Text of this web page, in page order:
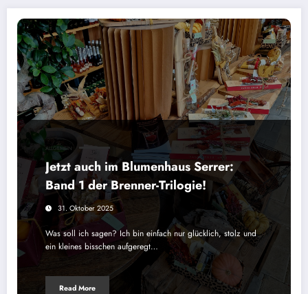
Jetzt auch im Blumenhaus Serrer: Band 1 der Brenner-Trilogie!
ALLGEMEIN
Jetzt auch im Blumenhaus Serrer:
Band 1 der Brenner-Trilogie!
31. Oktober 2025
Was soll ich sagen? Ich bin einfach nur glücklich, stolz und
ein kleines bisschen aufgeregt…
Read More